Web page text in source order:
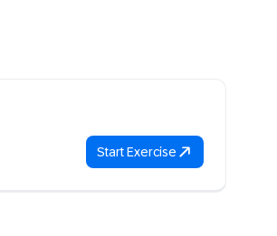
Start Exercise